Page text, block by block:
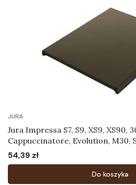
JURA
Jura Impressa S7, S9, XS9, XS90,
Cappuccinatore, Evolution, M30,
Ultra, X30, X70, X90 - Pokrywa
kawy czarna Art.59723
Cena
54,39 zł
Do koszyka